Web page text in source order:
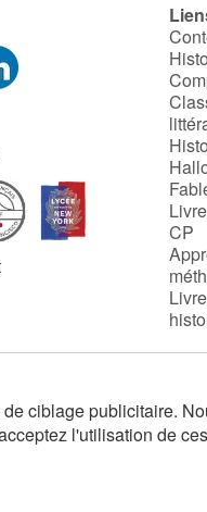
CP
ciblage publicitaire.
l'utilisation de